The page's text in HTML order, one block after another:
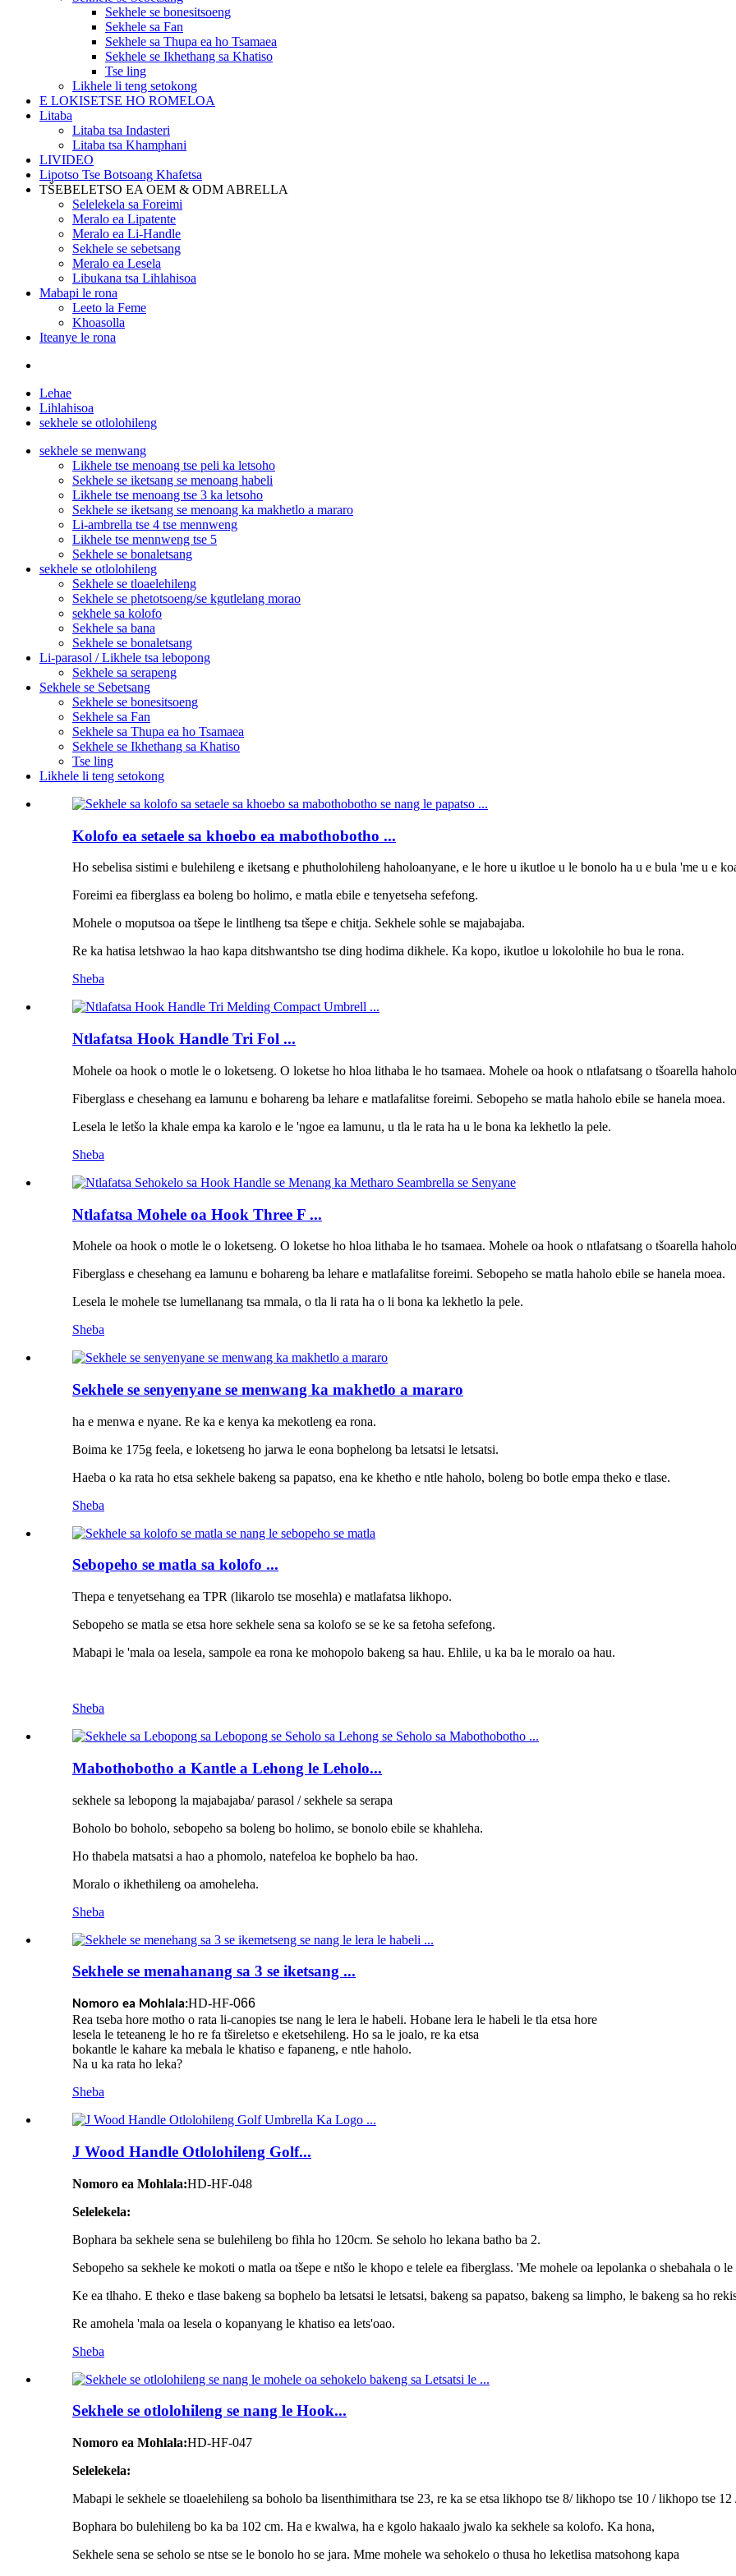
Sekhele se bonesitsoeng
Sekhele sa Fan
Sekhele sa Thupa ea ho Tsamaea
Sekhele se Ikhethang sa Khatiso
Tse ling
Likhele li teng setokong
E LOKISETSE HO ROMELOA
Litaba
Litaba tsa Indasteri
Litaba tsa Khamphani
LIVIDEO
Lipotso Tse Botsoang Khafetsa
TŠEBELETSO EA OEM & ODM ABRELLA
Selelekela sa Foreimi
Meralo ea Lipatente
Meralo ea Li-Handle
Sekhele se sebetsang
Meralo ea Lesela
Libukana tsa Lihlahisoa
Mabapi le rona
Leeto la Feme
Khoasolla
Iteanye le rona
Lehae
Lihlahisoa
sekhele se otlolohileng
sekhele se menwang
Likhele tse menoang tse peli ka letsoho
Sekhele se iketsang se menoang habeli
Likhele tse menoang tse 3 ka letsoho
Sekhele se iketsang se menoang ka makhetlo a mararo
Li-ambrella tse 4 tse mennweng
Likhele tse mennweng tse 5
Sekhele se bonaletsang
sekhele se otlolohileng
Sekhele se tloaelehileng
Sekhele se phetotsoeng/se kgutlelang morao
sekhele sa kolofo
Sekhele sa bana
Sekhele se bonaletsang
Li-parasol / Likhele tsa lebopong
Sekhele sa serapeng
Sekhele se Sebetsang
Sekhele se bonesitsoeng
Sekhele sa Fan
Sekhele sa Thupa ea ho Tsamaea
Sekhele se Ikhethang sa Khatiso
Tse ling
Likhele li teng setokong
Kolofo ea setaele sa khoebo ea mabothobotho ...
Ho sebelisa sistimi e bulehileng e iketsang e phutholohileng haholoanyane, e le hore u ikutloe u le bonolo ha u e bula 'me u e
Foreimi ea fiberglass ea boleng bo holimo, e matla ebile e tenyetseha sefefong.
Mohele o moputsoa oa tšepe le lintlheng tsa tšepe e chitja. Sekhele sohle se majabajaba.
Re ka hatisa letshwao la hao kapa ditshwantsho tse ding hodima dikhele. Ka kopo, ikutloe u lokolohile ho bua le rona.
Sheba
Ntlafatsa Hook Handle Tri Fol ...
Mohele oa hook o motle le o loketseng. O loketse ho hloa lithaba le ho tsamaea. Mohele oa hook o ntlafatsang o tšoarella
Fiberglass e chesehang ea lamunu e bohareng ba lehare e matlafalitse foreimi. Sebopeho se matla haholo ebile se hanela moea.
Lesela le letšo la khale empa ka karolo e le 'ngoe ea lamunu, u tla le rata ha u le bona ka lekhetlo la pele.
Sheba
Ntlafatsa Mohele oa Hook Three F ...
Mohele oa hook o motle le o loketseng. O loketse ho hloa lithaba le ho tsamaea. Mohele oa hook o ntlafatsang o tšoarella
Fiberglass e chesehang ea lamunu e bohareng ba lehare e matlafalitse foreimi. Sebopeho se matla haholo ebile se hanela moea.
Lesela le mohele tse lumellanang tsa mmala, o tla li rata ha o li bona ka lekhetlo la pele.
Sheba
Sekhele se senyenyane se menwang ka makhetlo a mararo
ha e menwa e nyane. Re ka e kenya ka mekotleng ea rona.
Boima ke 175g feela, e loketseng ho jarwa le eona bophelong ba letsatsi le letsatsi.
Haeba o ka rata ho etsa sekhele bakeng sa papatso, ena ke khetho e ntle haholo, boleng bo botle empa theko e tlase.
Sheba
Sebopeho se matla sa kolofo ...
Thepa e tenyetsehang ea TPR (likarolo tse mosehla) e matlafatsa likhopo.
Sebopeho se matla se etsa hore sekhele sena sa kolofo se se ke sa fetoha sefefong.
Mabapi le 'mala oa lesela, sampole ea rona ke mohopolo bakeng sa hau. Ehlile, u ka ba le moralo oa hau.
Sheba
Mabothobotho a Kantle a Lehong le Leholo...
sekhele sa lebopong la majabajaba/ parasol / sekhele sa serapa
Boholo bo boholo, sebopeho sa boleng bo holimo, se bonolo ebile se khahleha.
Ho thabela matsatsi a hao a phomolo, natefeloa ke bophelo ba hao.
Moralo o ikhethileng oa amoheleha.
Sheba
Sekhele se menahanang sa 3 se iketsang ...
Nomoro ea Mohlala:HD-HF-066
Rea tseba hore motho o rata li-canopies tse nang le lera le habeli. Hobane lera le habeli le tla etsa hore
lesela le teteaneng le ho re fa tšireletso e eketsehileng. Ho sa le joalo, re ka etsa
bokantle le kahare ka mebala le khatiso e fapaneng, e ntle haholo.
Na u ka rata ho leka?
Sheba
J Wood Handle Otlolohileng Golf...
Nomoro ea Mohlala:HD-HF-048
Selelekela:
Bophara ba sekhele sena se bulehileng bo fihla ho 120cm. Se seholo ho lekana batho ba 2.
Sebopeho sa sekhele ke mokoti o matla oa tšepe e ntšo le khopo e telele ea fiberglass. 'Me mohele oa lepolanka o shebahala o le
Ke ea tlhaho. E theko e tlase bakeng sa bophelo ba letsatsi le letsatsi, bakeng sa papatso, bakeng sa limpho, le bakeng sa ho
Re amohela 'mala oa lesela o kopanyang le khatiso ea lets'oao.
Sheba
Sekhele se otlolohileng se nang le Hook...
Nomoro ea Mohlala:HD-HF-047
Selelekela:
Mabapi le sekhele se tloaelehileng sa boholo ba lisenthimithara tse 23, re ka se etsa likhopo tse 8/ likhopo tse 10 / likhopo tse
Bophara bo bulehileng bo ka ba 102 cm. Ha e kwalwa, ha e kgolo hakaalo jwalo ka sekhele sa kolofo. Ka hona,
Sekhele sena se seholo se ntse se le bonolo ho se jara. Mme mohele wa sehokelo o thusa ho leketlisa matsohong kapa